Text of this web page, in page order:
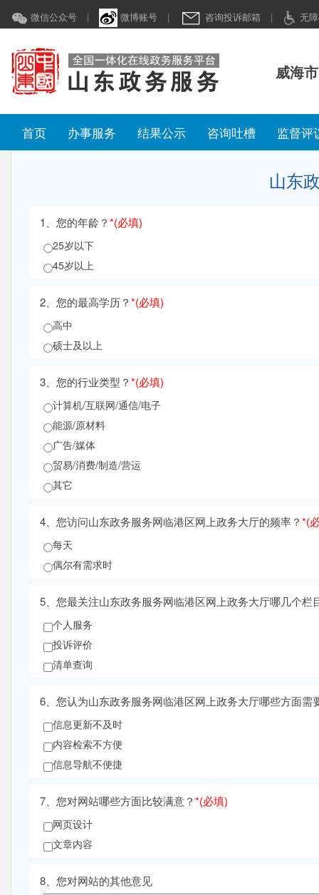
微信公众号 | 微博账号 | 咨询投诉邮箱 | 无
威海
首页 办事服务 结果公示 咨询吐槽 监督
山东
1、 您的年龄？*(必填)
25岁以下
45岁以上
2、 您的最高学历？*(必填)
高中
硕士及以上
3、 您的行业类型？*(必填)
计算机/互联网/通信/电子
能源/原材料
广告/媒体
贸易/消费/制造/营运
其它
4、 您访问山东政务服务网临港区网上政务大厅的频率？*(
每天
偶尔有需求时
5、 您最关注山东政务服务网临港区网上政务大厅哪几个栏
个人服务
投诉评价
清单查询
6、 您认为山东政务服务网临港区网上政务大厅哪些方面需
信息更新不及时
内容检索不方便
信息导航不便捷
7、 您对网站哪些方面比较满意？*(必填)
网页设计
文章内容
8、 您对网站的其他意见